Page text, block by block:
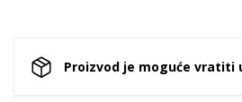
Proizvod je moguće vratiti